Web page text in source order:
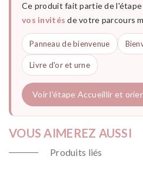
Ce produit fait partie de l'étape
vos invités de votre parcours
Panneau de bienvenue
Livre d'or et urne
Voir l'étape Accueillir et
VOUS AIMEREZ AUSSI
Produits liés